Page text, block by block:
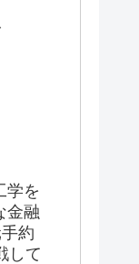
学を
金融
約
して